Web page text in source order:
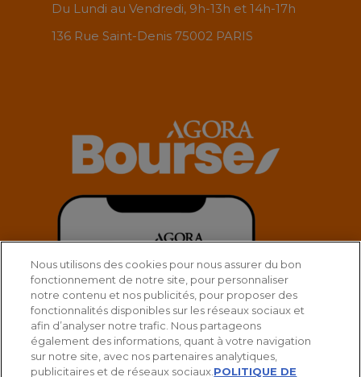
Du Lundi au Vendredi, 9h-13h et 14h-17h
136 Rue Saint-Denis 75002 PARIS
Nous utilisons des cookies pour nous assurer du bon
fonctionnement de notre site, pour personnaliser
notre contenu et nos publicités, pour proposer des
fonctionnalités disponibles sur les réseaux sociaux et
afin d’analyser notre trafic. Nous partageons
également des informations, quant à votre navigation
sur notre site, avec nos partenaires analytiques,
publicitaires et de réseaux sociaux. POLITIQUE DE